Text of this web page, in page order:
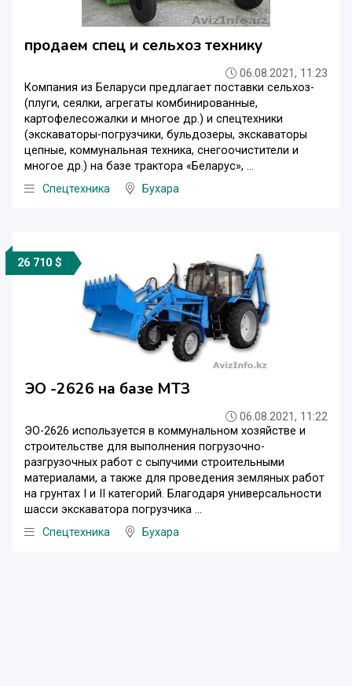
продаем спец и сельхоз технику
06.08.2021, 11:23
Компания из Беларуси предлагает поставки сельхоз-
(плуги, сеялки, агрегаты комбинированные,
картофелесожалки и многое др.) и спецтехники
(экскаваторы-погрузчики, бульдозеры, экскаваторы
цепные, коммунальная техника, снегоочистители и
многое др.) на базе трактора «Беларус», ...
Спецтехника
Бухара
26 710 $
ЭО -2626 на базе МТЗ
06.08.2021, 11:22
ЭО-2626 используется в коммунальном хозяйстве и
строительстве для выполнения погрузочно-
разгрузочных работ с сыпучими строительными
материалами, а также для проведения земляных работ
на грунтах I и II категорий. Благодаря универсальности
шасси экскаватора погрузчика ...
Спецтехника
Бухара